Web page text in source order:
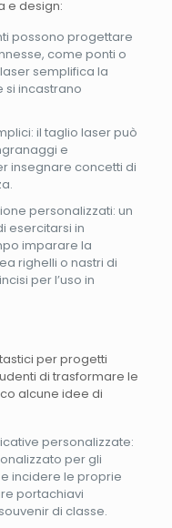
e design:
possono progettare
come ponti o
semplifica la
si incastrano
il taglio laser può
e
insegnare concetti di
personalizzati: un
esercitarsi in
imparare la
righelli o nastri di
per l’uso in
per progetti
di trasformare le
alcune idee di
personalizzate:
per gli
incidere le proprie
portachiavi
di classe.